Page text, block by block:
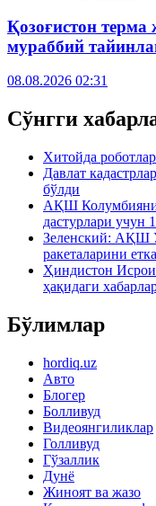
Қозоғистон
мураббий
08.08.2026 02:31
Сўнгги
Хитойда
Давлат
бўлди
АҚШ
дастурлари учун
Зеленский: АҚШ
ракеталарини
Ҳиндистон
ҳақидаги
Бўлимлар
hordiq.uz
Авто
Блогер
Болливуд
Видеоянгиликлар
Голливуд
Гўзаллик
Дунё
Жиноят ва жазо